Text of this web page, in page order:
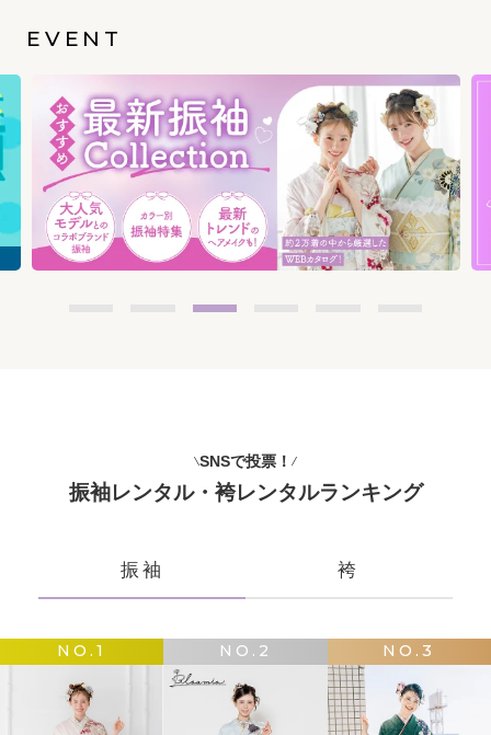
EVENT
SNSで投票！
振袖レンタル・袴レンタルランキング
振袖 袴
NO.1 NO.2 NO.3